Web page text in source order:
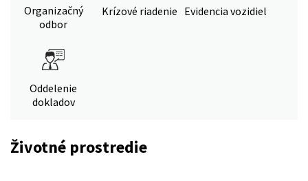
Organizačný
odbor
Krízové riadenie Evidencia vozidiel
Oddelenie
dokladov
Životné prostredie